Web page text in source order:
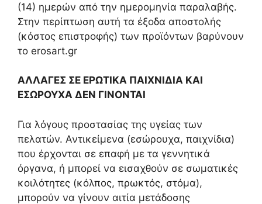
(14) ημερών από την ημερομηνία παραλαβής.
Στην περίπτωση αυτή τα έξοδα αποστολής
(κόστος επιστροφής) των προϊόντων βαρύνουν
το erosart.gr
ΑΛΛΑΓΕΣ ΣΕ ΕΡΩΤΙΚΑ ΠΑΙΧΝΙΔΙΑ ΚΑΙ
ΕΣΩΡΟΥΧΑ ΔΕΝ ΓΙΝΟΝΤΑΙ
Για λόγους προστασίας της υγείας των
πελατών. Αντικείμενα (εσώρουχα, παιχνίδια)
που έρχονται σε επαφή με τα γεννητικά
όργανα, ή μπορεί να εισαχθούν σε σωματικές
κοιλότητες (κόλπος, πρωκτός, στόμα),
μπορούν να γίνουν αιτία μετάδοσης